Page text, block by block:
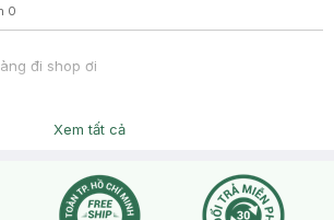
0
đi shop ơi
vào mục " Chat với chúng tôi" để Hasaki
Xem tất cả